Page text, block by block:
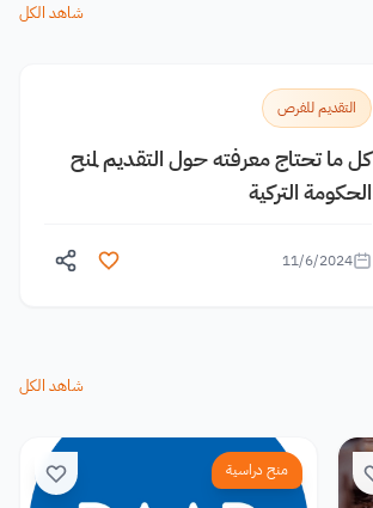
شاهد الكل
التقديم للفرص
كل ما تحتاج معرفته حول التقديم لمنح
الحكومة التركية
11/6/2024
شاهد الكل
منح دراسية